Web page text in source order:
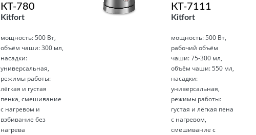
КТ-780
Kitfort
мощность: 500 Вт,
объём чаши: 300 мл,
насадки:
универсальная,
режимы работы:
лёгкая и густая
пенка, смешивание
с нагревом и
взбивание без
нагрева
КТ-7111
Kitfort
мощность: 500 Вт,
рабочий объём
чаши: 75-300 мл,
объём чаши: 550 мл,
насадки:
универсальная,
режимы работы:
густая и лёгкая пена
с нагревом,
смешивание с